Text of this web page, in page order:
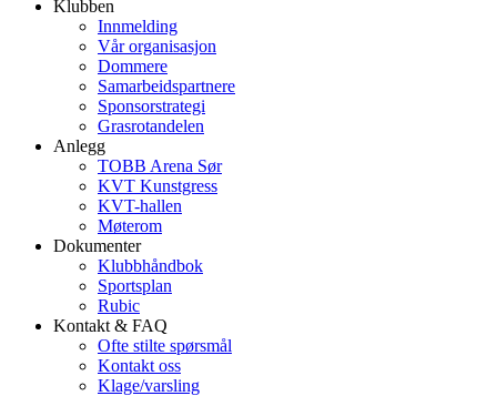
Klubben
Innmelding
Vår organisasjon
Dommere
Samarbeidspartnere
Sponsorstrategi
Grasrotandelen
Anlegg
TOBB Arena Sør
KVT Kunstgress
KVT-hallen
Møterom
Dokumenter
Klubbhåndbok
Sportsplan
Rubic
Kontakt & FAQ
Ofte stilte spørsmål
Kontakt oss
Klage/varsling